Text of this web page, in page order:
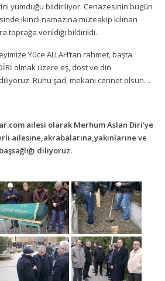
yumduğu bildiriliyor. Cenazesinin bugün
ikindi namazına müteakip kılınan
toprağa verildiği bildirildi.
Yüce ALLAH’tan rahmet, başta
olmak üzere eş, dost ve din
Ruhu şad, mekanı cennet olsun…
ailesi olarak Merhum Aslan Diri’ye
ailesine,akrabalarına,yakınlarıne ve
diliyoruz.